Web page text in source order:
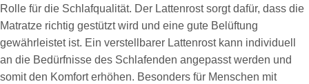
Rolle für die Schlafqualität. Der Lattenrost sorgt dafür, dass die
Matratze richtig gestützt wird und eine gute Belüftung
gewährleistet ist. Ein verstellbarer Lattenrost kann individuell
an die Bedürfnisse des Schlafenden angepasst werden und
somit den Komfort erhöhen. Besonders für Menschen mit